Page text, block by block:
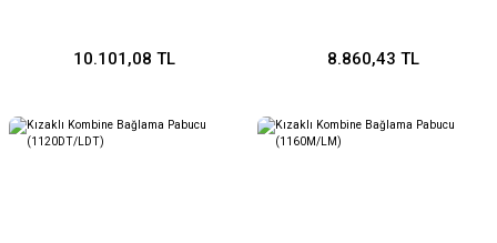
10.101,08 TL 8.860,43 TL